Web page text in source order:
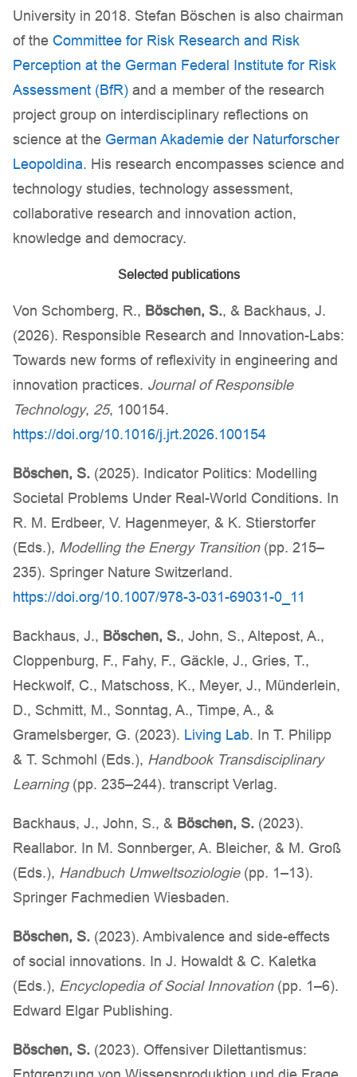
University in 2018. Stefan Böschen is also chairman
of the Committee for Risk Research and Risk
Perception at the German Federal Institute for Risk
Assessment (BfR) and a member of the research
project group on interdisciplinary reflections on
science at the German Akademie der Naturforscher
Leopoldina. His research encompasses science and
technology studies, technology assessment,
collaborative research and innovation action,
knowledge and democracy.
Selected publications
Von Schomberg, R., Böschen, S., & Backhaus, J.
(2026). Responsible Research and Innovation-Labs:
Towards new forms of reflexivity in engineering and
innovation practices. Journal of Responsible
Technology, 25, 100154.
https://doi.org/10.1016/j.jrt.2026.100154
Böschen, S. (2025). Indicator Politics: Modelling
Societal Problems Under Real-World Conditions. In
R. M. Erdbeer, V. Hagenmeyer, & K. Stierstorfer
(Eds.), Modelling the Energy Transition(pp. 215–
235). Springer Nature Switzerland.
https://doi.org/10.1007/978-3-031-69031-0_11
Backhaus, J., Böschen, S., John, S., Altepost, A.,
Cloppenburg, F., Fahy, F., Gäckle, J., Gries, T.,
Heckwolf, C., Matschoss, K., Meyer, J., Münderlein,
D., Schmitt, M., Sonntag, A., Timpe, A., &
Gramelsberger, G. (2023). Living Lab. In T. Philipp
& T. Schmohl (Eds.), Handbook Transdisciplinary
Learning(pp. 235–244). transcript Verlag.
Backhaus, J., John, S., & Böschen, S. (2023).
Reallabor. In M. Sonnberger, A. Bleicher, & M. Groß
(Eds.), Handbuch Umweltsoziologie(pp. 1–13).
Springer Fachmedien Wiesbaden.
Böschen, S. (2023). Ambivalence and side-effects
of social innovations. In J. Howaldt & C. Kaletka
(Eds.), Encyclopedia of Social Innovation(pp. 1–6).
Edward Elgar Publishing.
Böschen, S. (2023). Offensiver Dilettantismus: